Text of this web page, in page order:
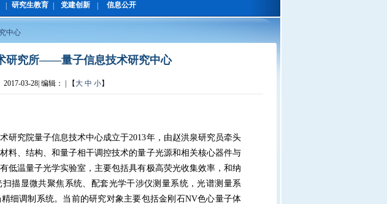
研究生教育 党建创新 信息公开
中心
研究所——量子信息技术研究中心
2017-03-28| 编辑： | 【 大 中 小】
研究院量子信息技术中心成立于2013年，由赵洪泉研究员牵头
料、结构、和量子相干调控技术的量子光源和相关核心器件与
低温量子光学实验室，主要包括具有极高荧光收集效率，和纳
描显微共聚焦系统、配套光学干涉仪测量系统，光谱测量系
细调制系统。当前的研究对象主要包括金刚石NV色心量子体